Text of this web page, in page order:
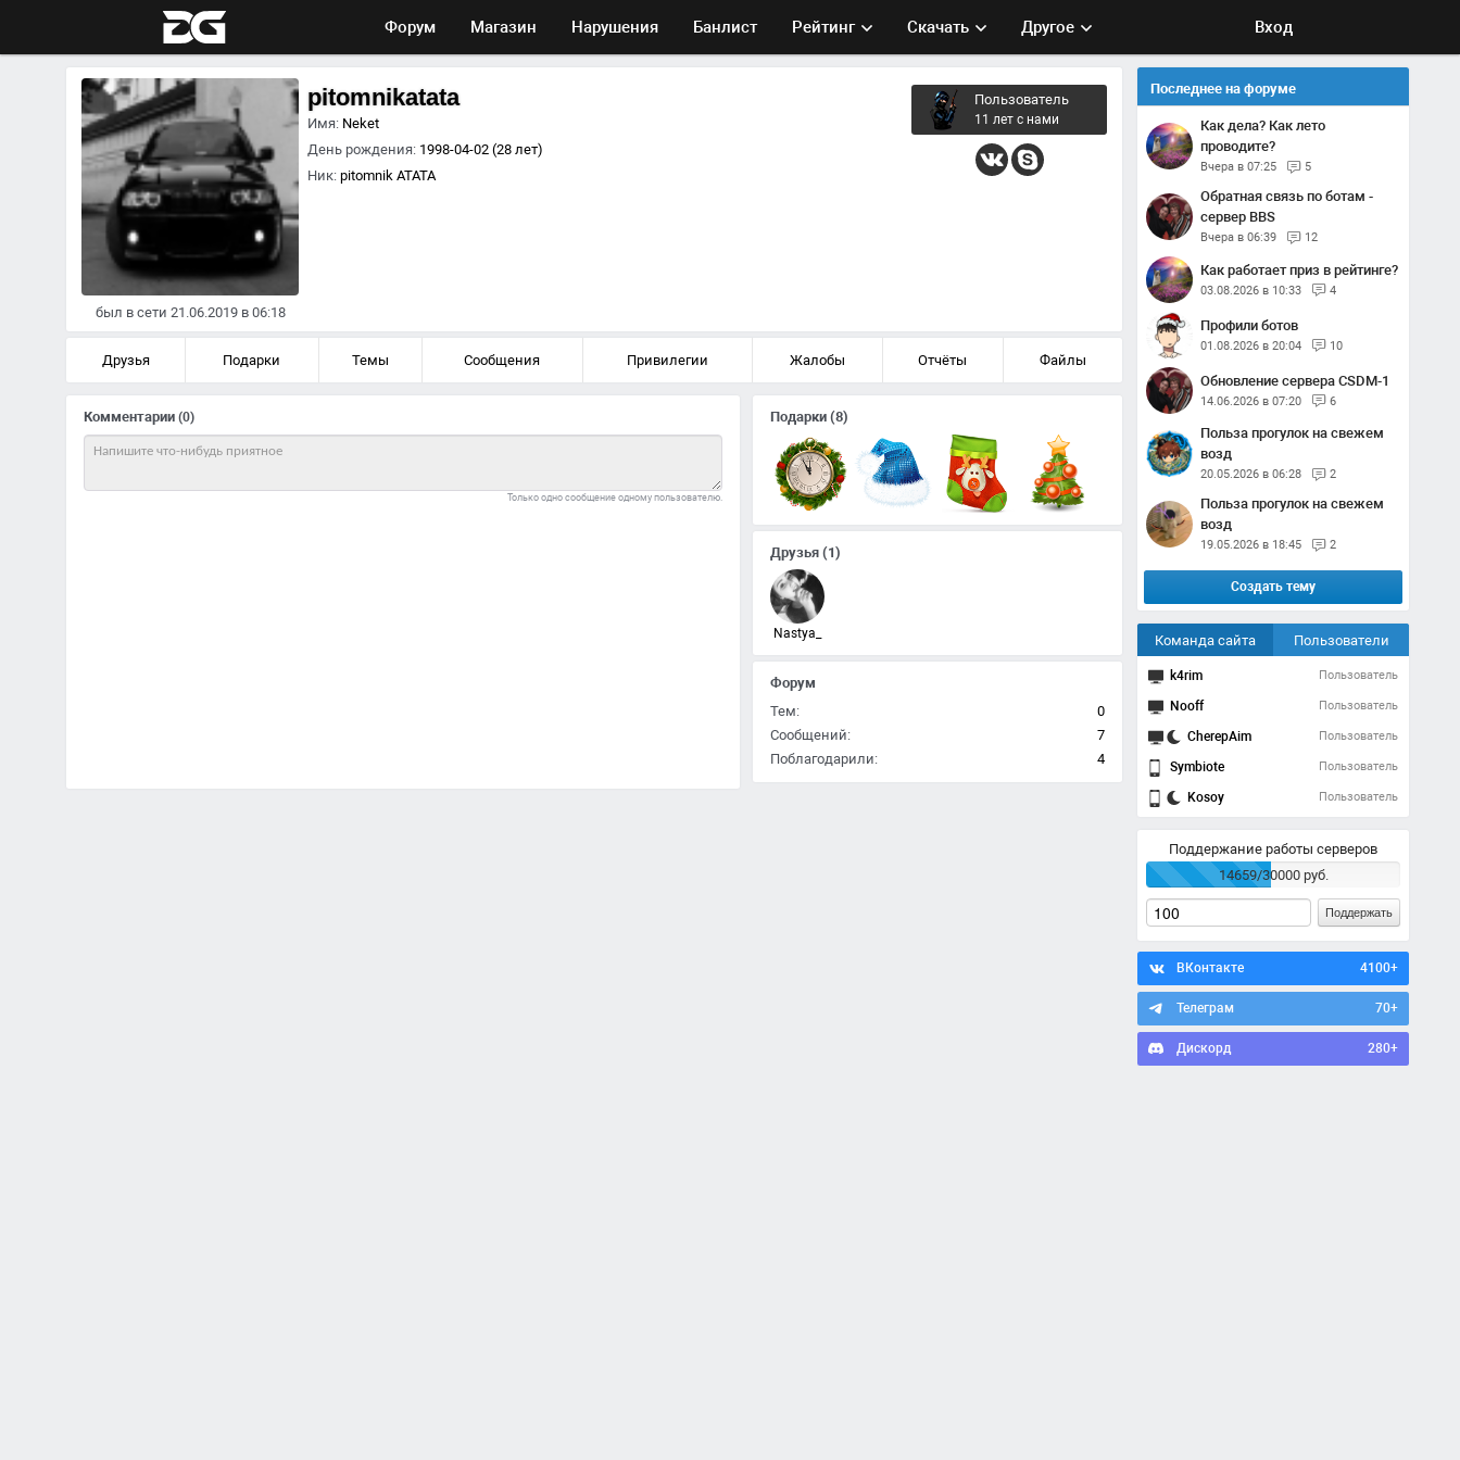
Форум Магазин Нарушения Банлист Рейтинг Скачать Другое Вход
был в сети 21.06.2019 в 06:18
pitomnikatata
Имя: Neket
День рождения: 1998-04-02 (28 лет)
Ник: pitomnik ATATA
Пользователь
11 лет с нами
Друзья Подарки Темы Сообщения Привилегии Жалобы Отчёты Файлы
Комментарии (0)
Только одно сообщение одному пользователю.
Подарки (8)
Друзья (1)
Nastya_
Форум
Тем:
0
Сообщений:
7
Поблагодарили:
4
Последнее на форуме
Как дела? Как лето
проводите?
Вчера в 07:25 5
Обратная связь по ботам -
сервер BBS
Вчера в 06:39 12
Как работает приз в рейтинге?
03.08.2026 в 10:33 4
Профили ботов
01.08.2026 в 20:04 10
Обновление сервера CSDM-1
14.06.2026 в 07:20 6
Польза прогулок на свежем
возд
20.05.2026 в 06:28 2
Польза прогулок на свежем
возд
19.05.2026 в 18:45 2
Создать тему
Команда сайта Пользователи
k4rim Пользователь
Nooff Пользователь
CherepAim Пользователь
Symbiote Пользователь
Kosoy Пользователь
Поддержание работы серверов
14659/30000 руб.
Поддержать
ВКонтакте 4100+
Телеграм 70+
Дискорд 280+